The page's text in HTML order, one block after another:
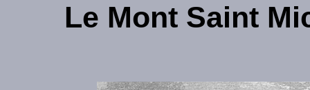
Le Mont Saint